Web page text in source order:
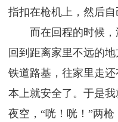
指扣在枪机上，然后自
而在回程的时候
回到距离家里不远的
铁道路基，往家里走
本上就安全了。于是
夜空，“咣！咣！”两枪